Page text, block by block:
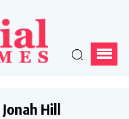
Jonah Hill